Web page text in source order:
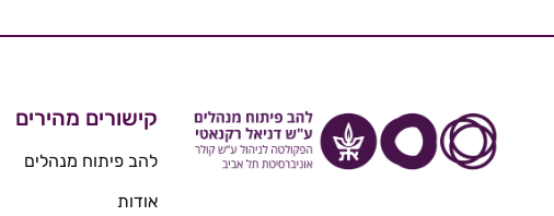
קישורים מהירים
להב פיתוח מנהלים
אודות